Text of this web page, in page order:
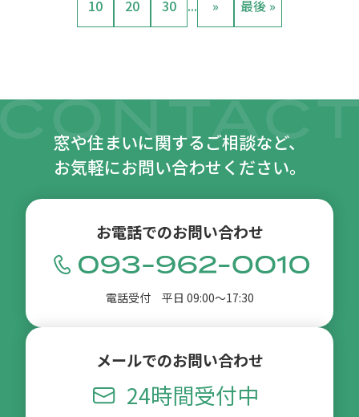
10 20 30 ... » 最後 »
窓や住まいに関するご相談など、
お気軽にお問い合わせください。
お電話でのお問い合わせ
電話受付 平日 09:00〜17:30
メールでのお問い合わせ
24時間受付中